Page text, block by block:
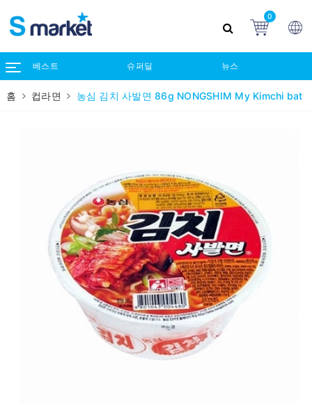
0
베스트 슈퍼딜 뉴스
홈 컵라면 농심 김치 사발면 86g NONGSHIM My Kimchi bat